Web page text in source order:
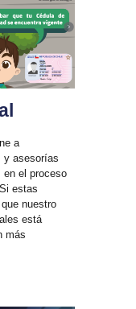
a
y asesorías
en el proceso
estas
nuestro
está
más